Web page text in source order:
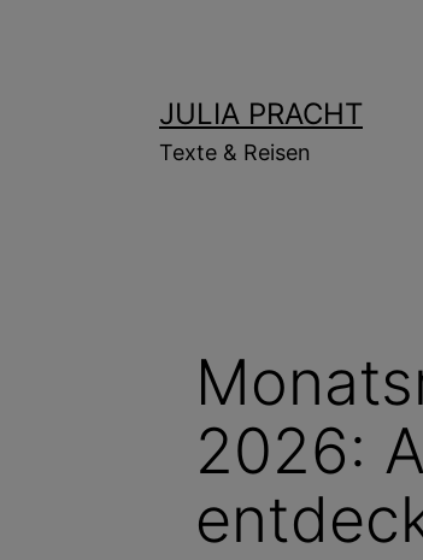
JULIA PRACHT
Texte & Reisen
2026: